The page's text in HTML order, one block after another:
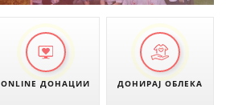
ONLINE ДОНАЦИИ ДОНИРАЈ ОБЛЕКА